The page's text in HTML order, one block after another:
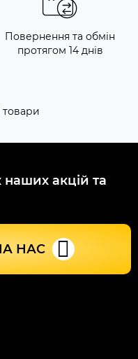
Повернення та обмін
протягом 14 днів
товари
наших акцій та
НАС